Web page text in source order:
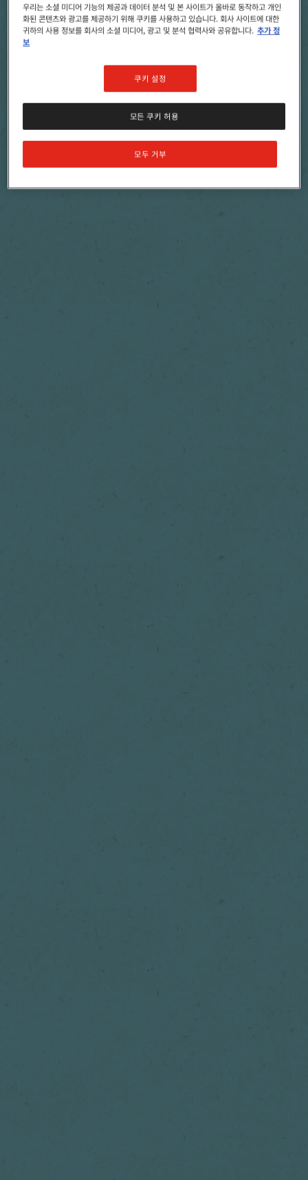
우리는 소셜 미디어 기능의 제공과 데이터 분석 및 본 사이트가 올바로 동작하고 개인
화된 콘텐츠와 광고를 제공하기 위해 쿠키를 사용하고 있습니다. 회사 사이트에 대한
귀하의 사용 정보를 회사의 소셜 미디어, 광고 및 분석 협력사와 공유합니다. 추가 정
보
쿠키 설정
모두 거부
모든 쿠키 허용